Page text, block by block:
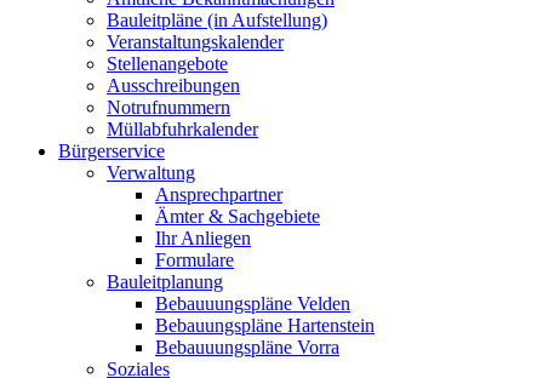
Bauleitpläne (in Aufstellung)
Veranstaltungskalender
Stellenangebote
Ausschreibungen
Notrufnummern
Müllabfuhrkalender
Bürgerservice
Verwaltung
Ansprechpartner
Ämter & Sachgebiete
Ihr Anliegen
Formulare
Bauleitplanung
Bebauuungspläne Velden
Bebauungspläne Hartenstein
Bebauuungspläne Vorra
Soziales